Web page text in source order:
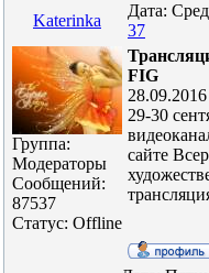
Katerinka
Дата:
37
Группа:
Модераторы
Сообщений:
87537
Статус: Offline
FIG
28.09.2016
29-30
сайте